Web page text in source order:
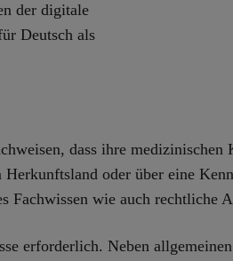
der digitale
Deutsch als
dass ihre medizinischen
oder über eine
Fachwissen wie auch rechtliche
erforderlich. Neben